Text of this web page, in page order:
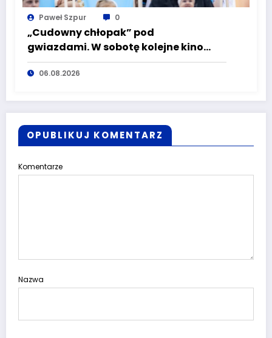
Paweł Szpur 0
„Cudowny chłopak” pod
gwiazdami. W sobotę kolejne kino
plenerowe w Aqua Zdroju
06.08.2026
OPUBLIKUJ KOMENTARZ
Komentarze
Nazwa